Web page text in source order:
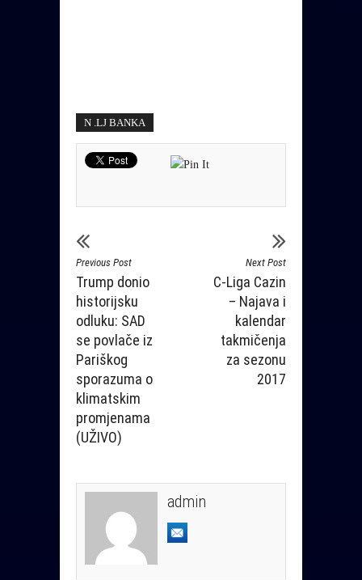
N .LJ BANKA
Previous Post
Trump donio
historijsku
odluku: SAD
se povlače iz
Pariškog
sporazuma o
klimatskim
promjenama
(UŽIVO)
Next Post
C-Liga Cazin
– Najava i
kalendar
takmičenja
za sezonu
2017
admin